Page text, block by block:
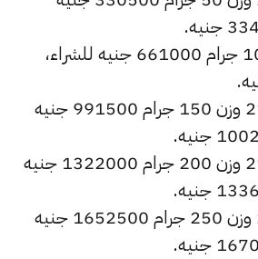
سعر عيار 21 وزن 100 جرام 661000 جنيه للشراء،
أسعار الذهب عيار 21 وزن 150 جرام 991500 جنيه
أسعار الذهب عيار 21 وزن 200 جرام 1322000 جنيه
سعر الذهب عيار 21 وزن 250 جرام 1652500 جنيه